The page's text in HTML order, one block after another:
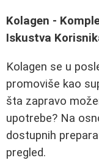
Kolagen -
Iskustva
Kolagen se u
promoviše kao
šta zapravo
upotrebe? Na
dostupnih
pregled.